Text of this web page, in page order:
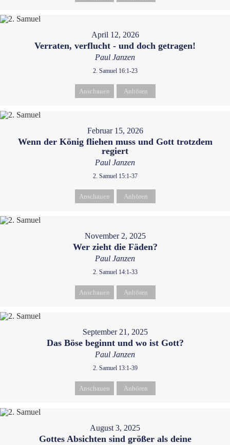
April 12, 2026
Verraten, verflucht - und doch getragen!
Paul Janzen
2. Samuel 16:1-23
Anschauen Anhören
Februar 15, 2026
Wenn der König fliehen muss und Gott trotzdem
regiert
Paul Janzen
2. Samuel 15:1-37
Anschauen Anhören
November 2, 2025
Wer zieht die Fäden?
Paul Janzen
2. Samuel 14:1-33
Anschauen Anhören
September 21, 2025
Das Böse beginnt und wo ist Gott?
Paul Janzen
2. Samuel 13:1-39
Anschauen Anhören
August 3, 2025
Gottes Absichten sind größer als deine